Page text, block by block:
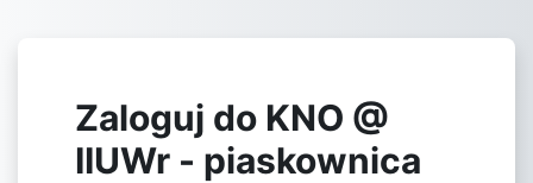
Zaloguj do KNO @
IIUWr - piaskownica